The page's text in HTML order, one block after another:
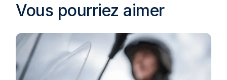
Vous pourriez aimer